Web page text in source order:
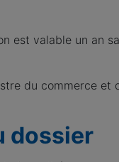
est valable un an
du commerce et
dossier